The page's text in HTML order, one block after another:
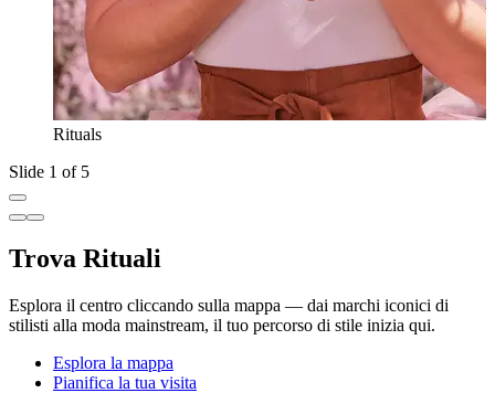
Rituals
Slide 1 of 5
Trova Rituali
Esplora il centro cliccando sulla mappa — dai marchi iconici di
stilisti alla moda mainstream, il tuo percorso di stile inizia qui.
Esplora la mappa
Pianifica la tua visita